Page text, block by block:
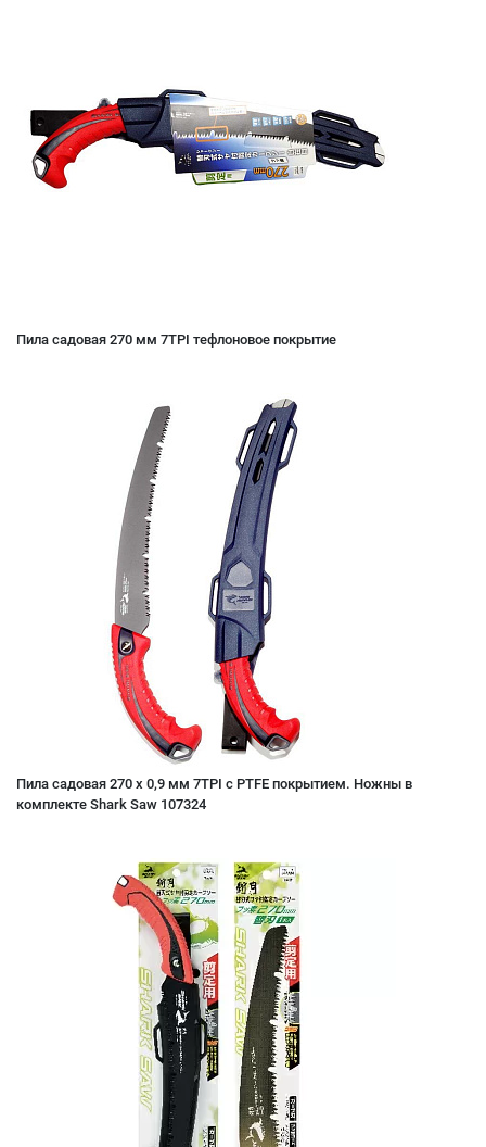
Пила садовая 270 мм 7TPI тефлоновое покрытие
Пила садовая 270 x 0,9 мм 7TPI с PTFE покрытием. Ножны в
комплекте Shark Saw 107324